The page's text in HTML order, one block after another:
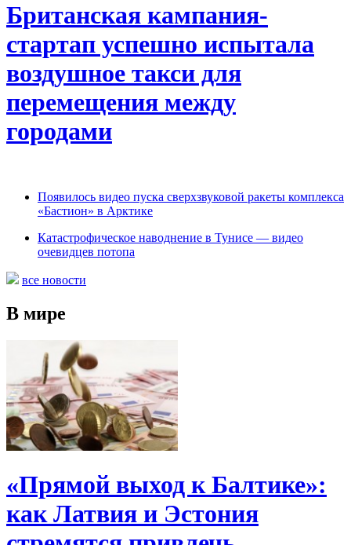
Британская кампания-
стартап успешно испытала
воздушное такси для
перемещения между
городами
Появилось видео пуска сверхзвуковой ракеты комплекса
«Бастион» в Арктике
Катастрофическое наводнение в Тунисе — видео
очевидцев потопа
все новости
В мире
«Прямой выход к Балтике»:
как Латвия и Эстония